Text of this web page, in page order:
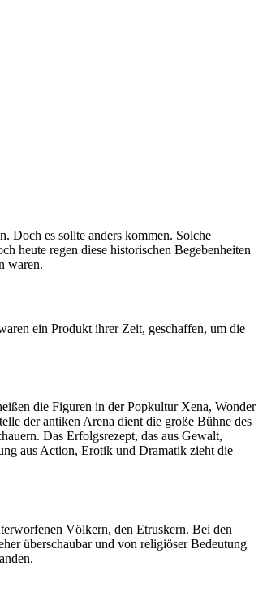
Doch es sollte anders kommen. Solche
heute regen diese historischen Begebenheiten
waren.
ein Produkt ihrer Zeit, geschaffen, um die
die Figuren in der Popkultur Xena, Wonder
der antiken Arena dient die große Bühne des
Das Erfolgsrezept, das aus Gewalt,
aus Action, Erotik und Dramatik zieht die
Völkern, den Etruskern. Bei den
überschaubar und von religiöser Bedeutung